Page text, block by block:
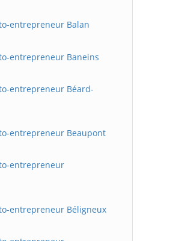
entrepreneur Balan
entrepreneur Baneins
entrepreneur Béard-
entrepreneur Beaupont
entrepreneur
entrepreneur Béligneux